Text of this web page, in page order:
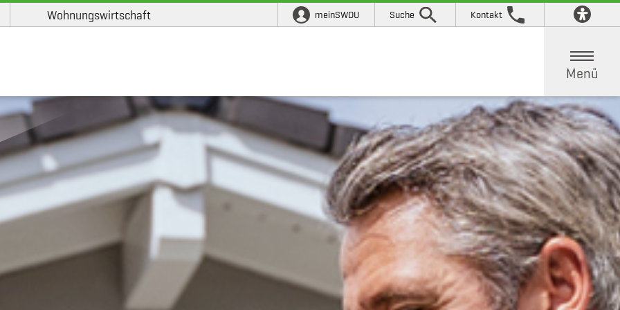
Wohnungswirtschaft meinSWDU Suche Kontakt